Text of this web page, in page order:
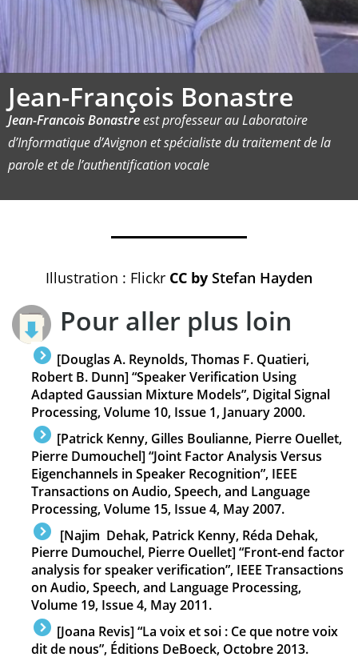
Jean-François Bonastre
Jean-Francois Bonastreest professeur au Laboratoire
d’Informatique d’Avignon et spécialiste du traitement de la
parole et de l’authentification vocale
Illustration : Flickr CC by Stefan Hayden
Pour aller plus loin
[Douglas A. Reynolds, Thomas F. Quatieri,
Robert B. Dunn] “Speaker Verification Using
Adapted Gaussian Mixture Models”, Digital Signal
Processing, Volume 10, Issue 1, January 2000.
[Patrick Kenny, Gilles Boulianne, Pierre Ouellet,
Pierre Dumouchel] “Joint Factor Analysis Versus
Eigenchannels in Speaker Recognition”, IEEE
Transactions on Audio, Speech, and Language
Processing, Volume 15, Issue 4, May 2007.
[Najim Dehak, Patrick Kenny, Réda Dehak,
Pierre Dumouchel, Pierre Ouellet] “Front-end factor
analysis for speaker verification”, IEEE Transactions
on Audio, Speech, and Language Processing,
Volume 19, Issue 4, May 2011.
[Joana Revis] “La voix et soi : Ce que notre voix
dit de nous”, Éditions DeBoeck, Octobre 2013.